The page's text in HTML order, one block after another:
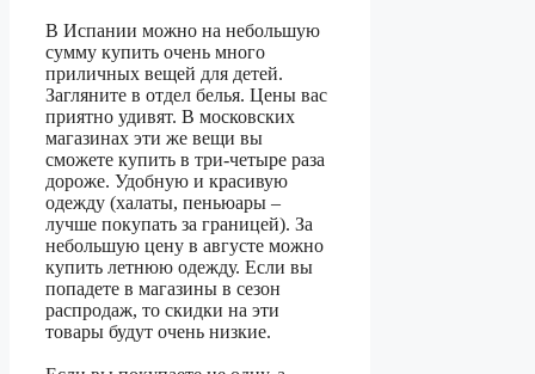
В Испании можно на небольшую
сумму купить очень много
приличных вещей для детей.
Загляните в отдел белья. Цены вас
приятно удивят. В московских
магазинах эти же вещи вы
сможете купить в три-четыре раза
дороже. Удобную и красивую
одежду (халаты, пеньюары –
лучше покупать за границей). За
небольшую цену в августе можно
купить летнюю одежду. Если вы
попадете в магазины в сезон
распродаж, то скидки на эти
товары будут очень низкие.